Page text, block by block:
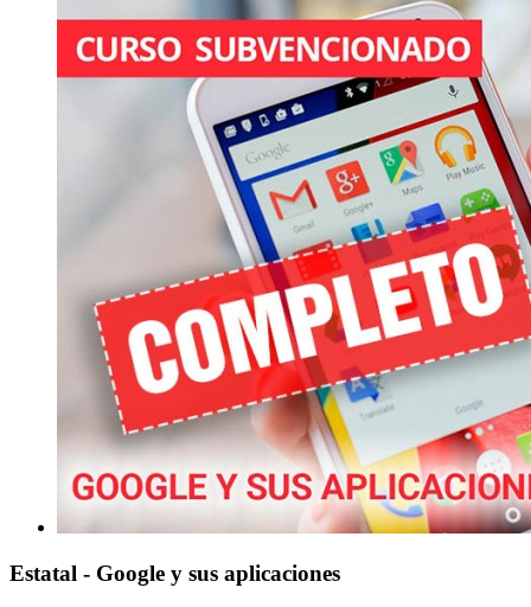
Estatal - Google y sus aplicaciones